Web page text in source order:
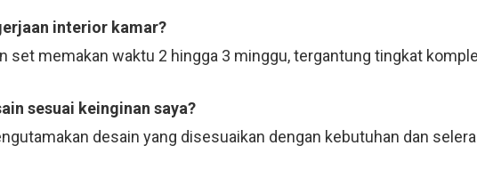
interior kamar?
set memakan waktu 2 hingga 3 minggu, tergantung tingkat
sesuai keinginan saya?
desain yang disesuaikan dengan kebutuhan dan selera